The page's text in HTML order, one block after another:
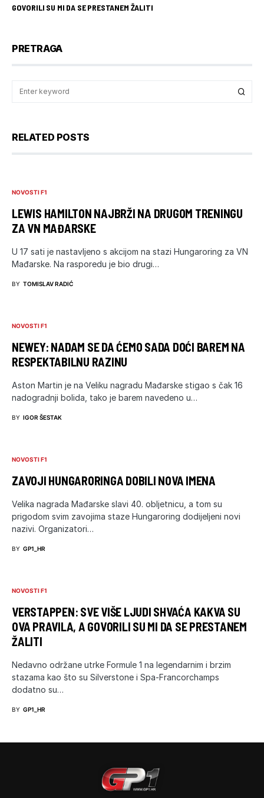
GOVORILI SU MI DA SE PRESTANEM ŽALITI
PRETRAGA
RELATED POSTS
NOVOSTI F1
LEWIS HAMILTON NAJBRŽI NA DRUGOM TRENINGU
ZA VN MAĐARSKE
U 17 sati je nastavljeno s akcijom na stazi Hungaroring za VN
Mađarske. Na rasporedu je bio drugi…
BY TOMISLAV RADIĆ
NOVOSTI F1
NEWEY: NADAM SE DA ĆEMO SADA DOĆI BAREM NA
RESPEKTABILNU RAZINU
Aston Martin je na Veliku nagradu Mađarske stigao s čak 16
nadogradnji bolida, tako je barem navedeno u…
BY IGOR ŠESTAK
NOVOSTI F1
ZAVOJI HUNGARORINGA DOBILI NOVA IMENA
Velika nagrada Mađarske slavi 40. obljetnicu, a tom su
prigodom svim zavojima staze Hungaroring dodijeljeni novi
nazivi. Organizatori…
BY GP1_HR
NOVOSTI F1
VERSTAPPEN: SVE VIŠE LJUDI SHVAĆA KAKVA SU
OVA PRAVILA, A GOVORILI SU MI DA SE PRESTANEM
ŽALITI
Nedavno održane utrke Formule 1 na legendarnim i brzim
stazama kao što su Silverstone i Spa-Francorchamps
dodatno su…
BY GP1_HR